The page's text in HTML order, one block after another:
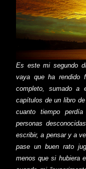
Es este mi segundo
vaya que ha rendido
completo, sumado a
capítulos de un libro
cuanto tiempo
personas
escribir, a pensar y a
pase un buen rato
menos que si hubiera